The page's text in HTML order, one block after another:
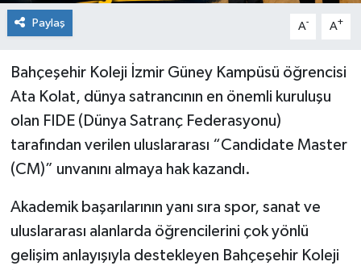
Paylaş A- A+
Bahçeşehir Koleji İzmir Güney Kampüsü öğrencisi
Ata Kolat, dünya satrancının en önemli kuruluşu
olan FIDE (Dünya Satranç Federasyonu)
tarafından verilen uluslararası “Candidate Master
(CM)” unvanını almaya hak kazandı.
Akademik başarılarının yanı sıra spor, sanat ve
uluslararası alanlarda öğrencilerini çok yönlü
gelişim anlayışıyla destekleyen Bahçeşehir Koleji